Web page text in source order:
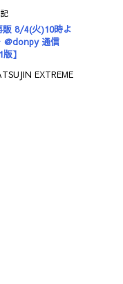
8/4(火)10時よ
@donpy 通信
】
EXTREME